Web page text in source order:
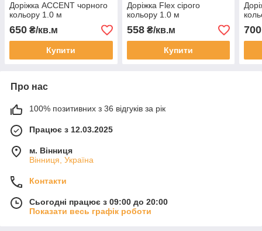
Доріжка ACCENT чорного
кольору 1.0 м
650 ₴/кв.м
Купити
Доріжка Flex сірого
кольору 1.0 м
558₴/кв.м
Купити
700
Про нас
100% позитивних з 36 відгуків за рік
Працює з 12.03.2025
м. Вінниця
Вінниця, Україна
Контакти
Сьогодні працює з 09:00 до 20:00
Показати весь графік роботи